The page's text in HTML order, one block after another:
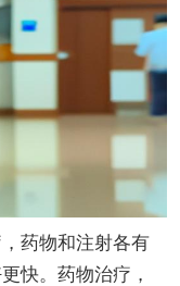
药物和注射各有
快。药物治疗，